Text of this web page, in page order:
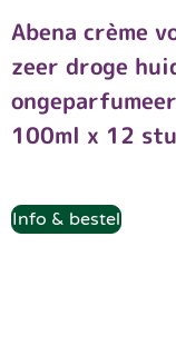
Abena crème
zeer droge
100ml x 12
Info & bestel